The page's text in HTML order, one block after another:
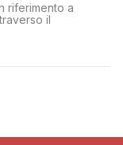
riferimento a
il